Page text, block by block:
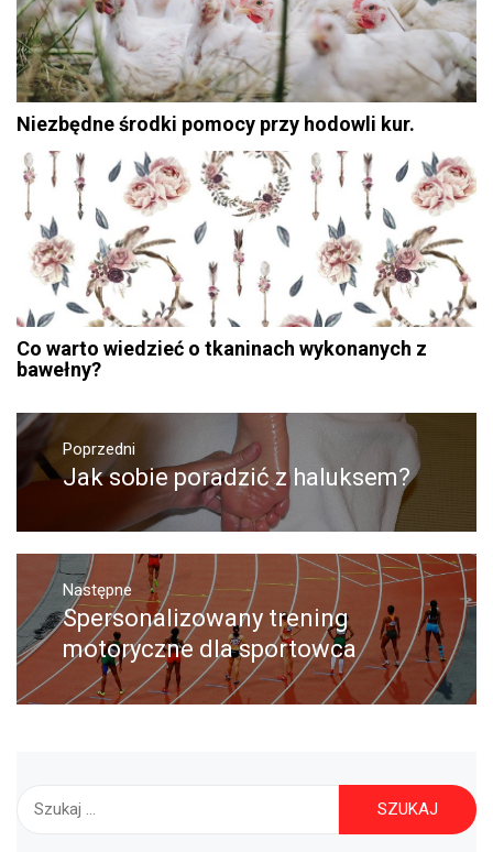
Niezbędne środki pomocy przy hodowli kur.
Co warto wiedzieć o tkaninach wykonanych z
bawełny?
Nawigacja
wpisu
Poprzedni
Poprzedni
Jak sobie poradzić z haluksem?
Następne
Następny
post:
Spersonalizowany trening
motoryczne dla sportowca
Szukaj: